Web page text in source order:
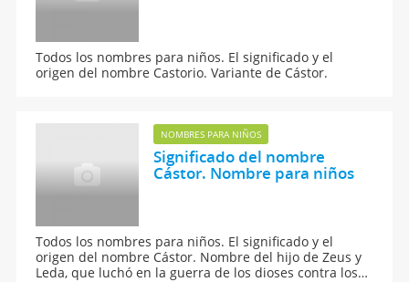
Todos los nombres para niños. El significado y el
origen del nombre Castorio. Variante de Cástor.
NOMBRES PARA NIÑOS
Significado del nombre
Cástor. Nombre para niños
Todos los nombres para niños. El significado y el
origen del nombre Cástor. Nombre del hijo de Zeus y
Leda, que luchó en la guerra de los dioses contra los